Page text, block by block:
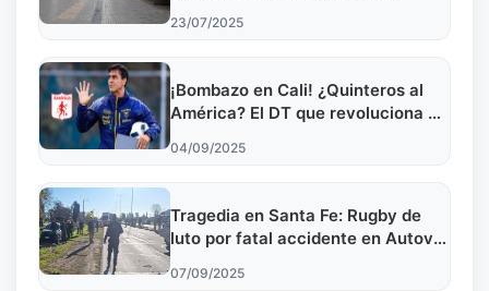
23/07/2025
¡Bombazo en Cali! ¿Quinteros al
América? El DT que revoluciona el
04/09/2025
Tragedia en Santa Fe: Rugby de
luto por fatal accidente en Autovía
07/09/2025